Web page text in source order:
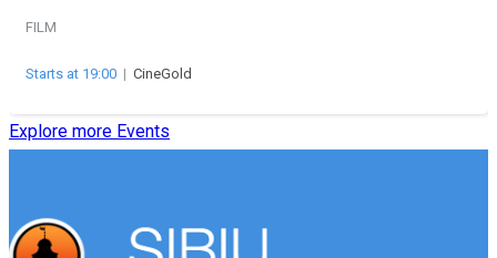
FILM
Starts at 19:00 | CineGold
Explore more Events